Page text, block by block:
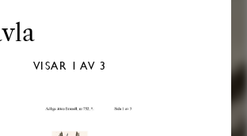
VISAR 1 AV 3